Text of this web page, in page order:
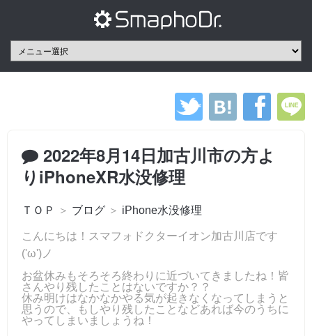
2022年8月14日加古川市の方よ
りiPhoneXR水没修理
ＴＯＰ ＞ ブログ ＞ iPhone水没修理
こんにちは！スマフォドクターイオン加古川店です
('ω')ノ
お盆休みもそろそろ終わりに近づいてきましたね！皆
さんやり残したことはないですか？？
休み明けはなかなかやる気が起きなくなってしまうと
思うので、もしやり残したことなどあれば今のうちに
やってしまいましょうね！